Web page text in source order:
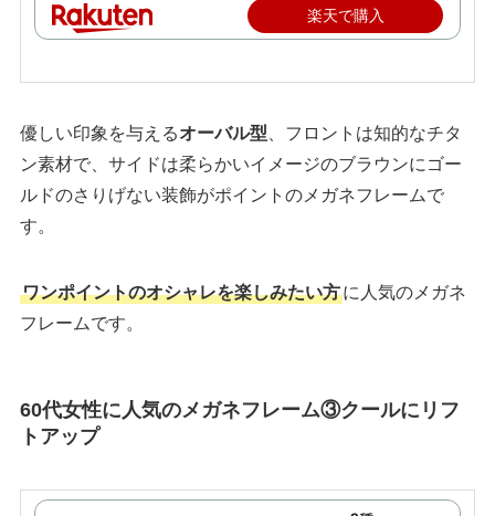
楽天で購入
優しい印象を与えるオーバル型 、フロントは知的なチタ
ン素材で、サイドは柔らかいイメージのブラウンにゴー
ルドのさりげない装飾がポイントのメガネフレームで
す。
ワンポイントのオシャレを楽しみたい方に人気のメガネ
フレームです。
60代女性に人気のメガネフレーム③クールにリフ
トアップ